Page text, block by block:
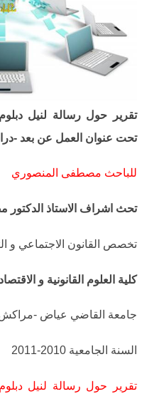
تقرير حول رسالة لنيل
تحت عنوان العمل عن بعد -
للباحث مصطفى المنصوري
تحث اشراف الاستاذ
تخصص القانون الاجتماعي و
كلية العلوم القانونية و
جامعة القاضي عياض -
السنة الجامعية 2010-2011
تقرير حول رسالة لنيل